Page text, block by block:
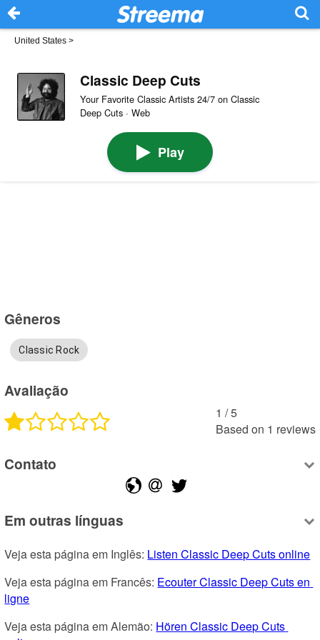
United States >
Classic Deep Cuts
Your Favorite Classic Artists 24/7 on Classic
Deep Cuts · Web
Play
Gêneros
Classic Rock
Avaliação
1 /5
Based on 1 reviews
Contato
Em outras línguas
Veja esta página em Inglês: Listen Classic Deep Cuts online
Veja esta página em Francês: Ecouter Classic Deep Cuts en
ligne
Veja esta página em Alemão: Hören Classic Deep Cuts